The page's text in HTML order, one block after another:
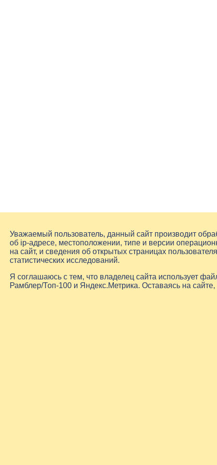
Уважаемый пользователь, данный сайт производит
об ip-адресе, местоположении, типе и версии
на сайт, и сведения об открытых страницах
статистических исследований.
Я соглашаюсь с тем, что владелец сайта использует
Рамблер/Топ-100 и Яндекс.Метрика. Оставаясь на